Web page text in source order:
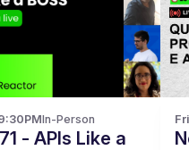
In-Person
- APIs Like a